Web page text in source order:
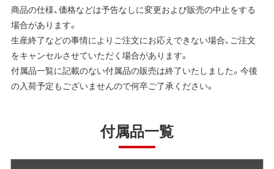
商品の仕様、価格などは予告なしに変更および販売の中止をする
場合があります。
生産終了などの事情によりご注文にお応えできない場合、ご注文
をキャンセルさせていただく場合があります。
付属品一覧に記載のない付属品の販売は終了いたしました。今後
の入荷予定もございませんので何卒ご了承ください。
付属品一覧